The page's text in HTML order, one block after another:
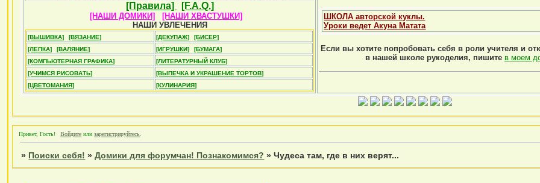
[Правила]
[F.A.Q.]
[НАШИ ДОМИКИ]
[НАШИ ХВАСТУШКИ]
НАШИ УВЛЕЧЕНИЯ
[ВЫШИВКА] [ВЯЗАНИЕ] [ДЕКУПАЖ]
[БИСЕР]
[ЛЕПКА]
[ВАЛЯНИЕ] [ИГРУШКИ]
[БУМАГА]
[КОМПЬЮТЕРНАЯ ГРАФИКА]
[ЛИТЕРАТУРНЫЙ КЛУБ]
[УЧИМСЯ РИСОВАТЬ]
[ВЫПЕЧКА И УКРАШЕНИЕ ТОРТОВ]
[ЦВЕТОМАНИЯ]
[КУЛИНАРИЯ]
ШКОЛА авторской куклы.
Уроки ведет Акуна Матата
Если вы хотите попробовать себя в роли учителя и
в нашей школе рукоделия, пишите в моем
Привет, Гость! Войдите илизарегистрируйтесь
» Поиски себя! »Домики для форумчан! Познакомимся? »Чудеса там, где в них верят...